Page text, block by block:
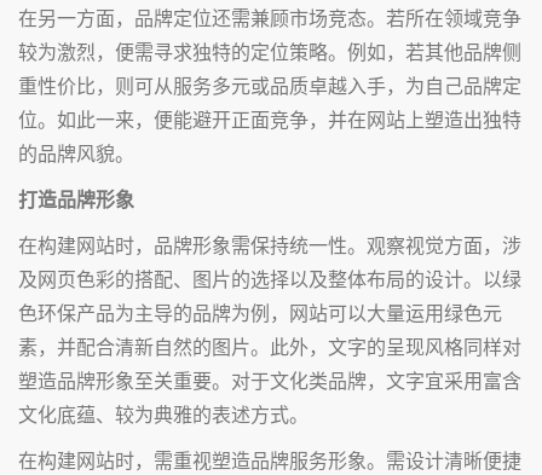
在另一方面，品牌定位还需兼顾市场竞态。若所在领域竞争
较为激烈，便需寻求独特的定位策略。例如，若其他品牌侧
重性价比，则可从服务多元或品质卓越入手，为自己品牌定
位。如此一来，便能避开正面竞争，并在网站上塑造出独特
的品牌风貌。
打造品牌形象
在构建网站时，品牌形象需保持统一性。观察视觉方面，涉
及网页色彩的搭配、图片的选择以及整体布局的设计。以绿
色环保产品为主导的品牌为例，网站可以大量运用绿色元
素，并配合清新自然的图片。此外，文字的呈现风格同样对
塑造品牌形象至关重要。对于文化类品牌，文字宜采用富含
文化底蕴、较为典雅的表述方式。
在构建网站时，需重视塑造品牌服务形象。需设计清晰便捷